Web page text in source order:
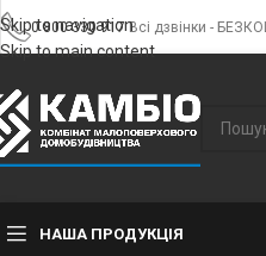
Skip to navigation
Skip to main content
0 800 330 917Всі дзвінки -
НАША ПРОДУКЦІЯ